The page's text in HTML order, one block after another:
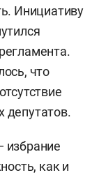
Инициативу
что
депутатов.
избрание
как и